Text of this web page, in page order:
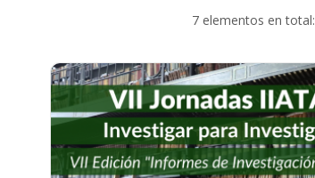
7 elementos en total: